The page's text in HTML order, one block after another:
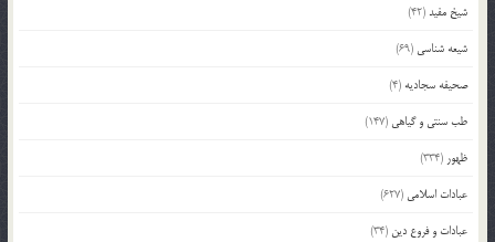
شیخ مفید(42)
شیعه شناسی (69)
صحیفه سجادیه (4)
طب سنتی و گیاهی (147)
ظهور (334)
عبادات اسلامی (627)
عبادات و فروع دین (34)